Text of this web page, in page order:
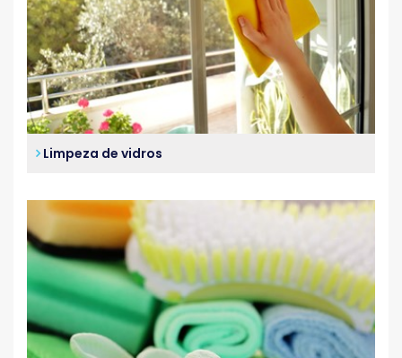
Limpeza de vidros